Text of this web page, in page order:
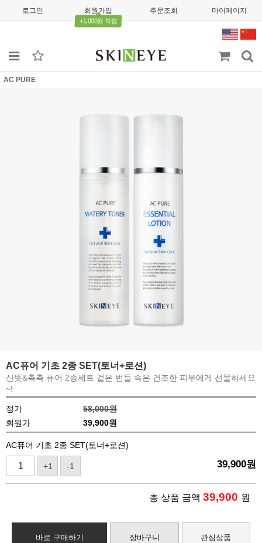
로그인 회원가입
+1,000원 적립
주문조회 마이페이지
AC PURE
AC퓨어 기초 2종 SET(토너+로션)
산뜻&촉촉 퓨어 2종세트 겉은 번들 속은 건조한 피부에게 선물하세요
~!
정가
58,000원
회원가
39,900원
AC퓨어 기초 2종 SET(토너+로션)
+1 -1 39,900원
총 상품 금액 39,900 원
바로 구매하기 장바구니 관심상품